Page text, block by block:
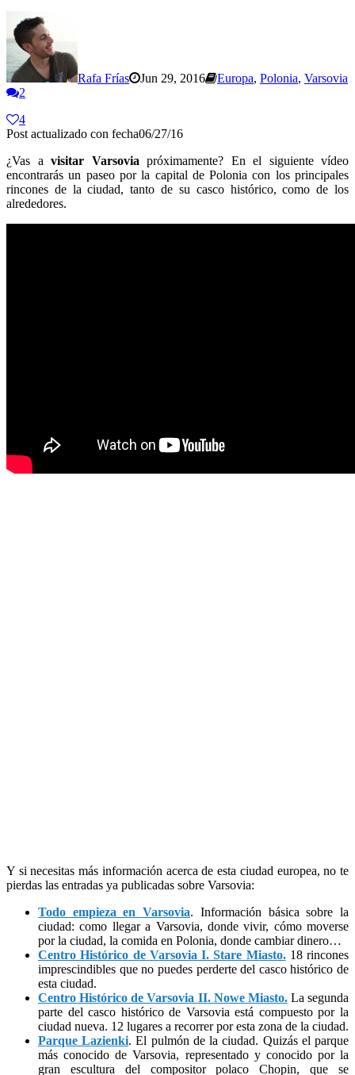
Rafa Frías Jun 29, 2016 Europa, Polonia, Varsovia
2
4
Post actualizado con fecha06/27/16
¿Vas a visitar Varsovia próximamente? En el siguiente vídeo
encontrarás un paseo por la capital de Polonia con los principales
rincones de la ciudad, tanto de su casco histórico, como de los
alrededores.
Y si necesitas más información acerca de esta ciudad europea, no te
pierdas las entradas ya publicadas sobre Varsovia:
Todo empieza en Varsovia. Información básica sobre la
ciudad: como llegar a Varsovia, donde vivir, cómo moverse
por la ciudad, la comida en Polonia, donde cambiar dinero…
Centro Histórico de Varsovia I. Stare Miasto. 18 rincones
imprescindibles que no puedes perderte del casco histórico de
esta ciudad.
Centro Histórico de Varsovia II. Nowe Miasto.La segunda
parte del casco histórico de Varsovia está compuesto por la
ciudad nueva. 12 lugares a recorrer por esta zona de la ciudad.
Parque Lazienki. El pulmón de la ciudad. Quizás el parque
más conocido de Varsovia, representado y conocido por la
gran escultura del compositor polaco Chopin, que se